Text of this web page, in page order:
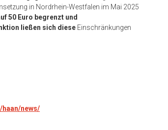
in Nordrhein-Westfalen im Mai 2025
50 Euro begrenzt und
ließen sich diese Einschränkungen
haan/news/